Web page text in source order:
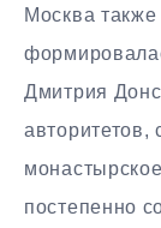
Москва также
Дмитрия
авторитетов,
постепенно